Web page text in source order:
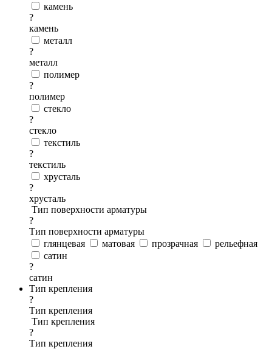
камень
?
камень
металл
?
металл
полимер
?
полимер
стекло
?
стекло
текстиль
?
текстиль
хрусталь
?
хрусталь
Тип поверхности арматуры
?
Тип поверхности арматуры
глянцевая
матовая прозрачная
рельефная
сатин
?
сатин
Тип крепления
?
Тип крепления
Тип крепления
?
Тип крепления